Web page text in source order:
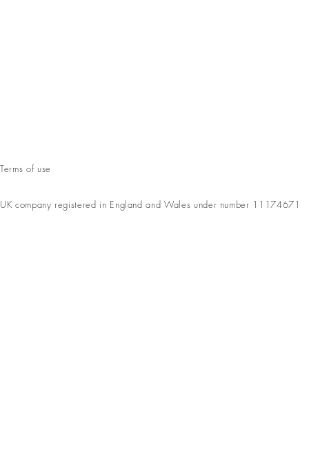
Terms of use
UK company registered in England and Wales under number 11174671